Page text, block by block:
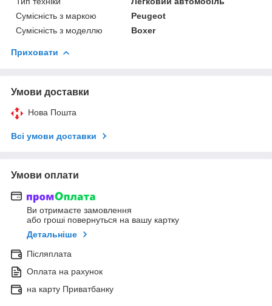
Сумісність з маркою
Peugeot
Сумісність з моделлю
Boxer
Приховати
Умови доставки
Нова Пошта
Всі умови доставки
Умови оплати
Ви отримаєте замовлення
або гроші повернуться на вашу картку
Детальніше
Післяплата
Оплата на рахунок
на карту Приватбанку